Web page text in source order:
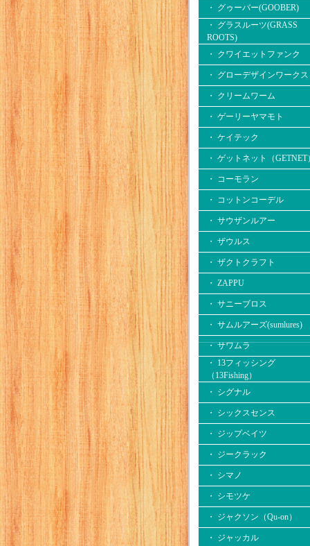
・ グゥーバー(GOOBER)
・ グラスルーツ(GRASS
ROOTS)
・ クワイエットファンク
・ グローデザインワークス
・ クリームワーム
・ ゲーリーヤマモト
・ ケイテック
・ ゲットネット（GETNET
・ コーモラン
・ コットンコーデル
・ サウザンルアー
・ ザウルス
・ ザクトクラフト
・ ZAPPU
・ サニーブロス
・ サムルアーズ(sumlures)
・ サワムラ
・ 13フィッシング
（13Fishing）
・ シグナル
・ シックスセンス
・ ジップベイツ
・ ジークラック
・ シマノ
・ シモツケ
・ ジャクソン（Qu-on）
・ ジャッカル